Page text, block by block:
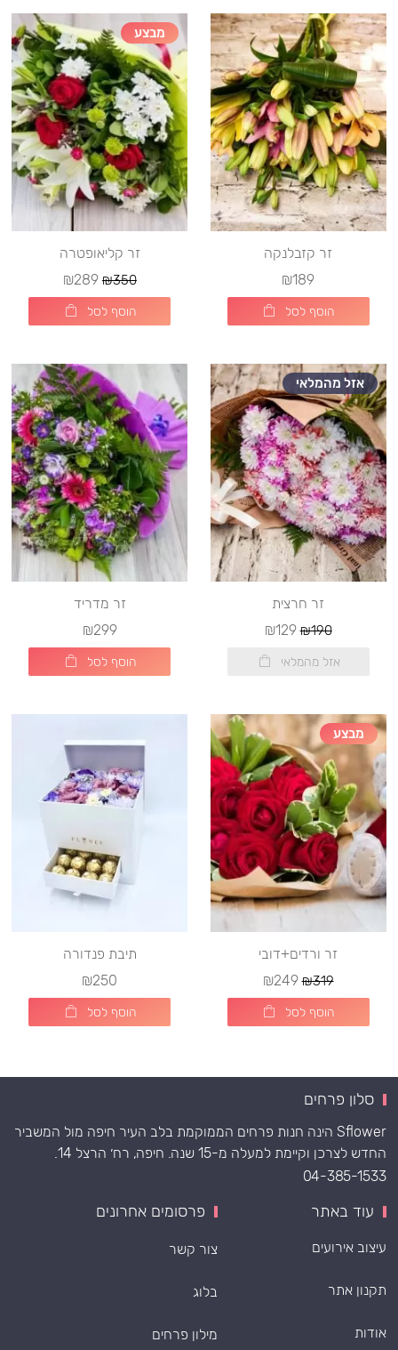
זר קזבלנקה
₪189
הוסף לסל
מבצע
זר קליאופטרה
₪350
₪289
הוסף לסל
אזל מהמלאי
זר חרצית
₪190
₪129
אזל מהמלאי
זר מדריד
₪299
הוסף לסל
מבצע
זר ורדים+דובי
₪319
₪249
הוסף לסל
תיבת פנדורה
₪250
הוסף לסל
סלון פרחים
Sflower הינה חנות פרחים הממוקמת בלב העיר חיפה מול המשביר
החדש לצרכן וקיימת למעלה מ-15 שנה. חיפה, רח׳ הרצל 14.
04-385-1533
עוד באתר
עיצוב אירועים
תקנון אתר
אודות
פרסומים אחרונים
צור קשר
בלוג
מילון פרחים